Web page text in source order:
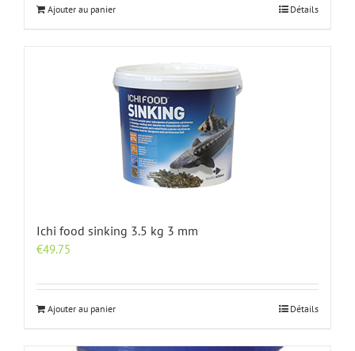
Ajouter au panier Détails
Ichi food sinking 3.5 kg 3 mm
€49.75
Ajouter au panier Détails